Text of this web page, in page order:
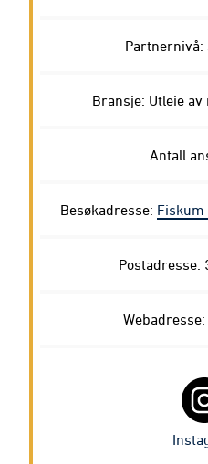
Partnernivå:
Bransje: Utleie
Antall
Besøkadresse:
Postadresse:
Webadresse: